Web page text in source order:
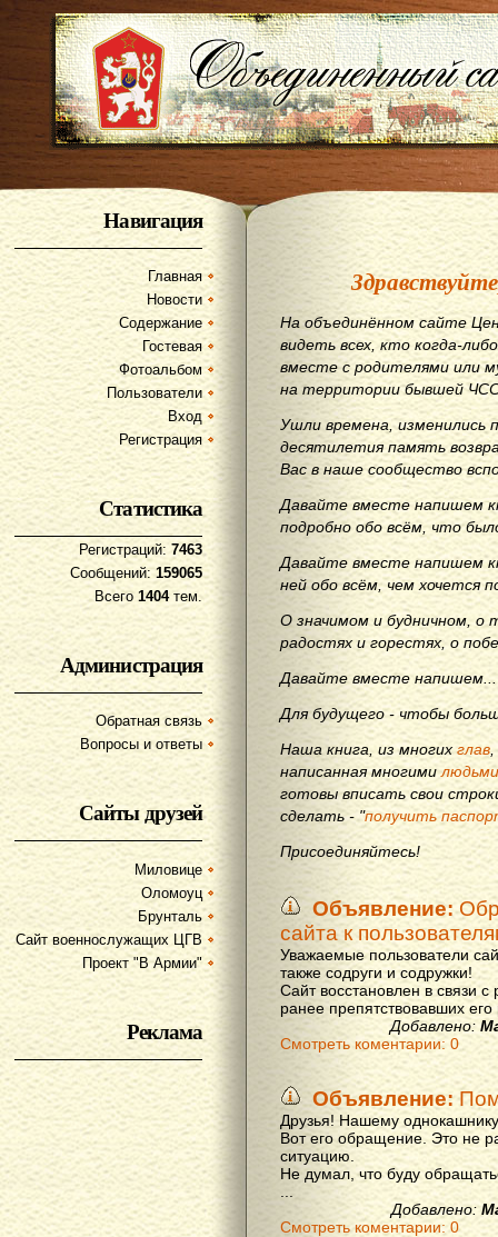
Навигация
Главная
Новости
Содержание
Гостевая
Фотоальбом
Пользователи
Вход
Регистрация
Статистика
Регистраций: 7463
Сообщений:159065
Всего 1404тем.
Администрация
Обратная связь
Вопросы и ответы
Сайты друзей
Миловице
Оломоуц
Брунталь
Сайт военнослужащих ЦГВ
Проект "В Армии"
Реклама
На объединённом сайте
видеть всех, кто когда-
вместе с родителями или
на территории бывшей
Ушли времена, изменились
десятилетия память
Вас в наше сообщество
Давайте вместе напишем
подробно обо всём, что
Давайте вместе напишем
ней обо всём, чем хочется
О значимом и будничном, о
радостях и горестях, о
Давайте вместе напишем...
Для будущего - чтобы
Наша книга, из многихглав
написанная многимилюдьми
готовы вписать свои
сделать - "получить
Присоединяйтесь!
Объявление:
сайта к
Уважаемые пользователи
также содруги и содружки!
Сайт восстановлен в связи
ранее препятствовавших
Добавлено:
Смотреть коментарии: 0
Объявление:
Друзья! Нашему
Вот его обращение. Это не
ситуацию.
Не думал, что буду
Добавлено:
Смотреть коментарии: 0